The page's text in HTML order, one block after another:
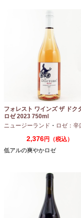
フォレスト ワインズ ザ ドク
ロゼ 2023 750ml
ニュージーランド ・ ロゼ：辛
2,376円（税込）
低アルの爽やかロゼ